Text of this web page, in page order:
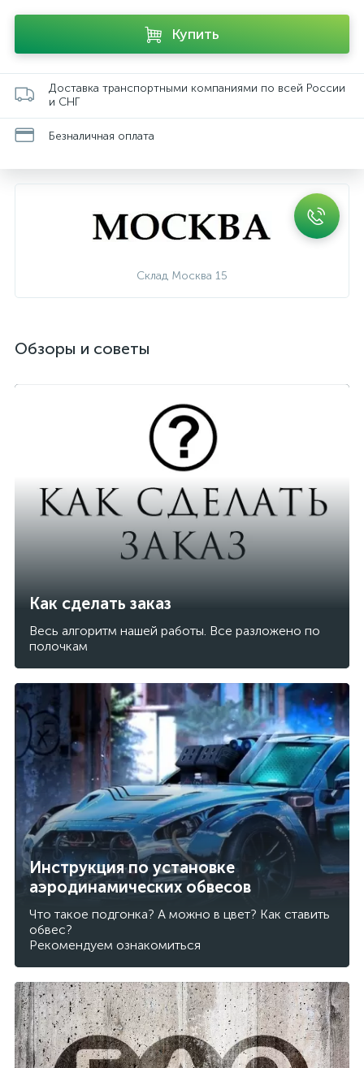
Купить
Доставка транспортными компаниями по всей России
и СНГ
Безналичная оплата
Склад Москва 15
Обзоры и советы
Как сделать заказ
Весь алгоритм нашей работы. Все разложено по
полочкам
Инструкция по установке
аэродинамических обвесов
Что такое подгонка? А можно в цвет? Как ставить
обвес?
Рекомендуем ознакомиться